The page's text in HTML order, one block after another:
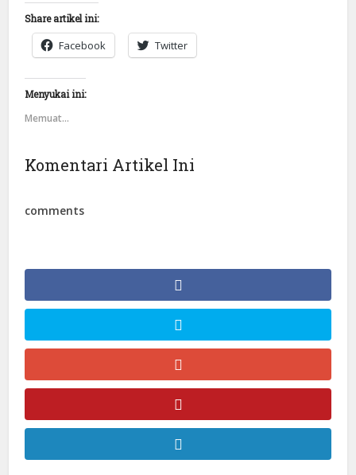
Share artikel ini:
Facebook Twitter
Menyukai ini:
Memuat...
Komentari Artikel Ini
comments